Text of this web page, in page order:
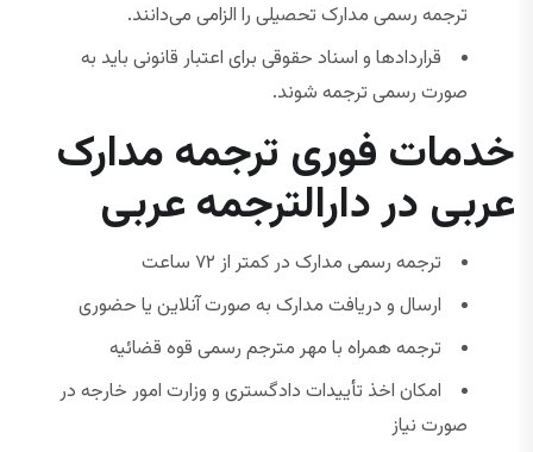
ترجمه رسمی مدارک تحصیلی را الزامی می‌دانند.
قراردادها و اسناد حقوقی برای اعتبار قانونی باید به
صورت رسمی ترجمه شوند.
خدمات فوری ترجمه مدارک
عربی در دارالترجمه عربی
ترجمه رسمی مدارک در کمتر از ۷۲ ساعت
ارسال و دریافت مدارک به صورت آنلاین یا حضوری
ترجمه همراه با مهر مترجم رسمی قوه قضائیه
امکان اخذ تأییدات دادگستری و وزارت امور خارجه در
صورت نیاز